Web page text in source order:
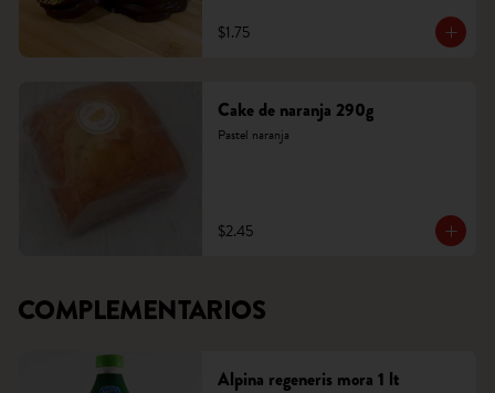
$1.75
Cake de naranja 290g
Pastel naranja
$2.45
COMPLEMENTARIOS
Alpina regeneris mora 1 lt